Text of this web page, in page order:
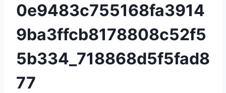
0e9483c755168fa3914
9ba3ffcb8178808c52f5
5b334_718868d5f5fad8
77